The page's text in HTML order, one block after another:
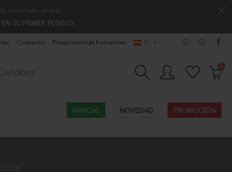
ahora!
SU PRIMER PEDIDO!
Contactos Preguntas más frecuentes ES
0
MARCAS NOVEDAD PROMOCIÓN